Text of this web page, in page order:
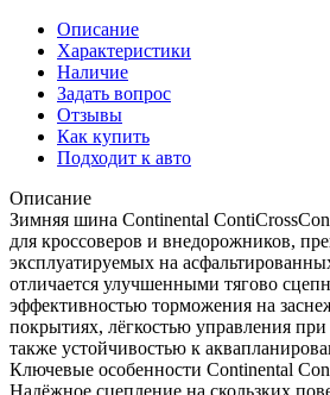
Описание
Характеристики
Наличие
Задать вопрос
Отзывы
Как купить
Подходит к авто
Описание
Зимняя шина Continental
для кроссоверов и внедорожников,
эксплуатируемых на
отличается улучшенными тягово
эффективностью торможения на
покрытиях, лёгкостью управления
также устойчивостью к
Ключевые особенности Continental
Надёжное сцепление на скользких